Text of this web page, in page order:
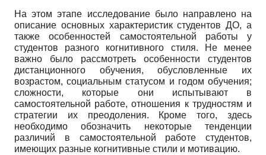
На этом этапе исследование было направлено на
описание основных характеристик студентов ДО, а
также особенностей самостоятельной работы у
студентов разного когнитивного стиля. Не менее
важно было рассмотреть особенности студентов
дистанционного обучения, обусловленные их
возрастом, социальным статусом и годом обучения;
сложности, которые они испытывают в
самостоятельной работе, отношения к трудностям и
стратегии их преодоления. Кроме того, здесь
необходимо обозначить некоторые тенденции
различий в самостоятельной работе студентов,
имеющих разные когнитивные стили и мотивацию.